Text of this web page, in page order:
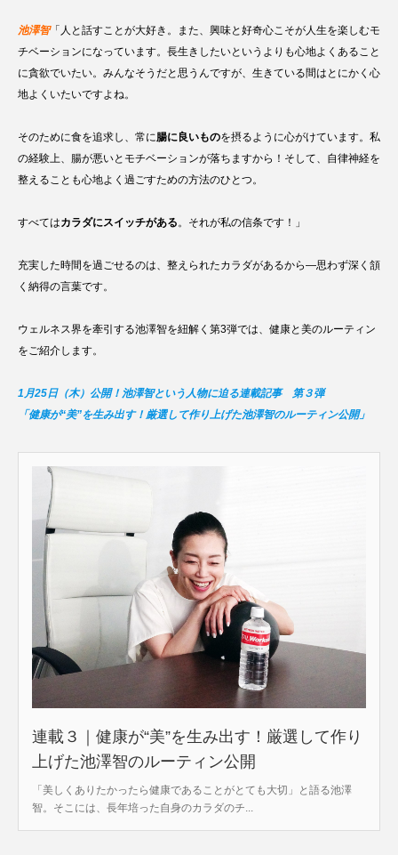
池澤智「人と話すことが大好き。また、興味と好奇心こそが人生を楽しむモ
チベーションになっています。長生きしたいというよりも心地よくあること
に貪欲でいたい。みんなそうだと思うんですが、生きている間はとにかく心
地よくいたいですよね。
そのために食を追求し、常に腸に良いものを摂るように心がけています。私
の経験上、腸が悪いとモチベーションが落ちますから！そして、自律神経を
整えることも心地よく過ごすための方法のひとつ。
すべてはカラダにスイッチがある 。それが私の信条です！」
充実した時間を過ごせるのは、整えられたカラダがあるから—思わず深く頷
く納得の言葉です。
ウェルネス界を牽引する池澤智を紐解く第3弾では、健康と美のルーティン
をご紹介します。
1月25日（木）公開！池澤智という人物に迫る連載記事 第３弾
「健康が“美”を生み出す！厳選して作り上げた池澤智のルーティン公開」
連載３｜健康が“美”を生み出す！厳選して作り
上げた池澤智のルーティン公開
「美しくありたかったら健康であることがとても大切」と語る池澤
智。そこには、長年培った自身のカラダのチ...